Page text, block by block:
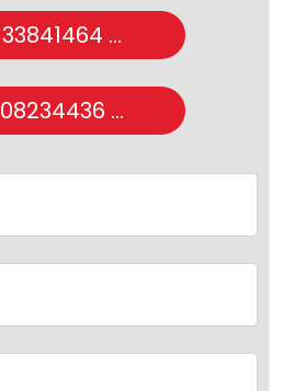
33841464 ...
08234436 ...